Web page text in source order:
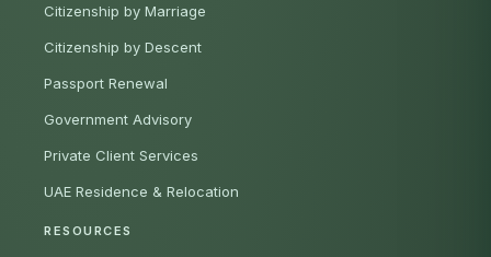
Citizenship by Marriage
Citizenship by Descent
Passport Renewal
Government Advisory
Private Client Services
UAE Residence & Relocation
RESOURCES